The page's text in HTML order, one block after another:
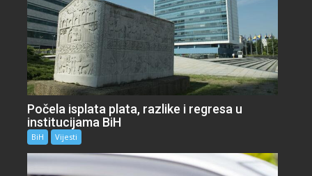
Počela isplata plata, razlike i regresa u
institucijama BiH
BiH Vijesti